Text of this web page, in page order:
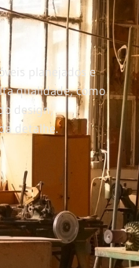
planejados e
qualidade, como
design,
detalhe.